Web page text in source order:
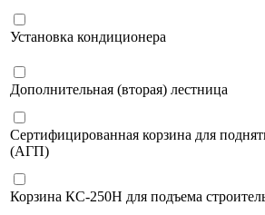
Установка кондиционера
Дополнительная (вторая) лестница
Сертифицированная корзина для
(АГП)
Корзина КС-250Н для подъема